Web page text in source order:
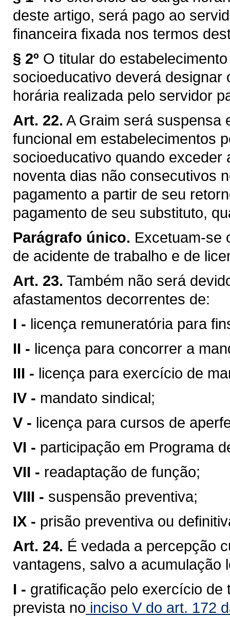
deste artigo, será pago ao
financeira fixada nos termos
§ 2º O titular do
socioeducativo deverá
horária realizada pelo servidor
Art. 22. A Graim será suspensa
funcional em estabelecimentos
socioeducativo quando
noventa dias não consecutivos
pagamento a partir de seu
pagamento de seu substituto,
Parágrafo único. Excetuam-se
de acidente de trabalho e de
Art. 23. Também não será
afastamentos decorrentes de:
I - licença remuneratória para
II - licença para concorrer a
III - licença para exercício de
IV - mandato sindical;
V - licença para cursos de
VI - participação em Programa
VII - readaptação de função;
VIII - suspensão preventiva;
IX - prisão preventiva ou
Art. 24. É vedada a percepção
vantagens, salvo a acumulação
I - gratificação pelo exercício
prevista no inciso V do art. 172